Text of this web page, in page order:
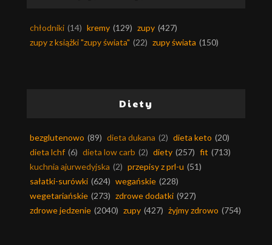
chłodniki (14) kremy (129) zupy (427)
zupy z książki "zupy świata" (22) zupy świata (150)
Diety
bezglutenowo (89) dieta dukana (2) dieta keto (20)
dieta lchf (6) dieta low carb (2) diety (257) fit (713)
kuchnia ajurwedyjska (2) przepisy z prl-u (51)
sałatki-surówki (624) wegańskie (228)
wegetariańskie (273) zdrowe dodatki (927)
zdrowe jedzenie (2040) zupy (427) żyjmy zdrowo (754)